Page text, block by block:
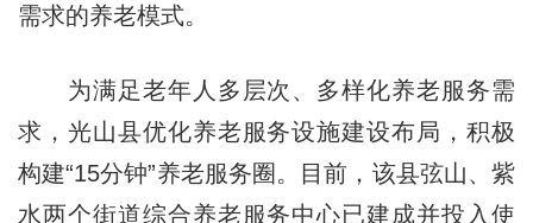
需求的养老模式。
为满足老年人多层次、多样化养老服务需
求，光山县优化养老服务设施建设布局，积极
构建“15分钟”养老服务圈。目前，该县弦山、紫
水两个街道综合养老服务中心已建成并投入使